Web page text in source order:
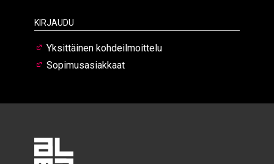
Kirjaudu
Yksittäinen kohdeilmoittelu
Sopimusasiakkaat